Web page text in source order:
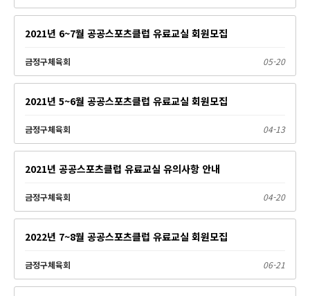
2021년 6~7월 공공스포츠클럽 유료교실 회원모집
금정구체육회 05-20
2021년 5~6월 공공스포츠클럽 유료교실 회원모집
금정구체육회 04-13
2021년 공공스포츠클럽 유료교실 유의사항 안내
금정구체육회 04-20
2022년 7~8월 공공스포츠클럽 유료교실 회원모집
금정구체육회 06-21